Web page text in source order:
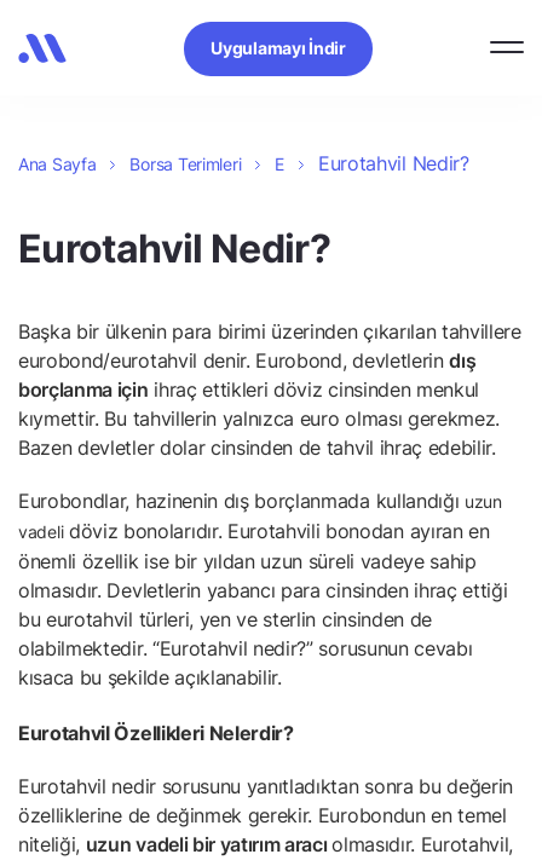
Uygulamayı İndir
Ana Sayfa Borsa Terimleri E Eurotahvil Nedir?
Eurotahvil Nedir?
Başka bir ülkenin para birimi üzerinden çıkarılan tahvillere
eurobond/eurotahvil denir. Eurobond, devletlerindış
borçlanma için ihraç ettikleri döviz cinsinden menkul
kıymettir. Bu tahvillerin yalnızca euro olması gerekmez.
Bazen devletler dolar cinsinden de tahvil ihraç edebilir.
Eurobondlar, hazinenin dış borçlanmada kullandığı uzun
vadelidöviz bonolarıdır. Eurotahvili bonodan ayıran en
önemli özellik ise bir yıldan uzun süreli vadeye sahip
olmasıdır. Devletlerin yabancı para cinsinden ihraç ettiği
bu eurotahvil türleri, yen ve sterlin cinsinden de
olabilmektedir. “Eurotahvil nedir?” sorusunun cevabı
kısaca bu şekilde açıklanabilir.
Eurotahvil Özellikleri Nelerdir?
Eurotahvil nedir sorusunu yanıtladıktan sonra bu değerin
özelliklerine de değinmek gerekir. Eurobondun en temel
niteliği, uzun vadeli bir yatırım aracıolmasıdır. Eurotahvil,